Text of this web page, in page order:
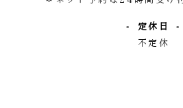
- 定休日 -
不定休